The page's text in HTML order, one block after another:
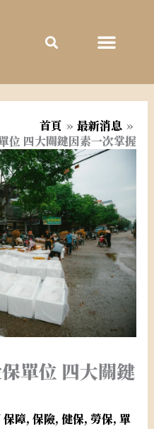
首頁
最新消息
位 四大關鍵因素一次掌握
單位 四大關鍵
保障, 保險, 健保, 勞保, 單